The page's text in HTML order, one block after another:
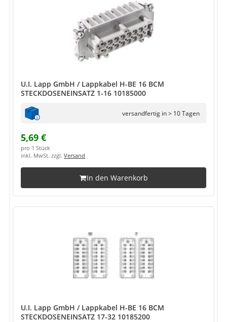
U.I. Lapp GmbH / Lappkabel H-BE 16 BCM
STECKDOSENEINSATZ 1-16 10185000
versandfertig in > 10 Tagen
5,69 €
pro 1 Stück
inkl. MwSt. zzgl. Versand
In den Warenkorb
U.I. Lapp GmbH / Lappkabel H-BE 16 BCM
STECKDOSENEINSATZ 17-32 10185200